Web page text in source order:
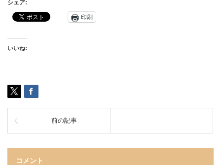
シェア:
印刷
いいね:
前の記事
コメント